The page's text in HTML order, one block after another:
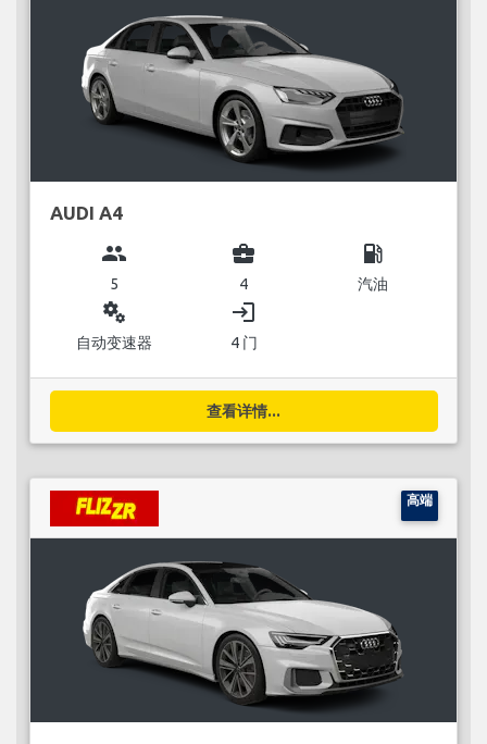
AUDI A4
group
5
business_center
4
local_gas_station
汽油
miscellaneous_services
自动变速器
login
4 门
查看详情...
高端